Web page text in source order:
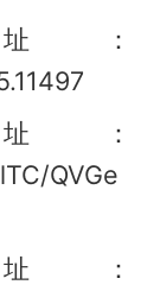
：
：
QVGe
：